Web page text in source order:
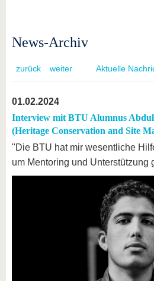
News-Archiv
zurück weiter Aktuelle
01.02.2024
Interview mit BTU Alumnus
(Heritage Conservation and Site
"Die BTU hat mir wesentliche
um Mentoring und Unterstützung